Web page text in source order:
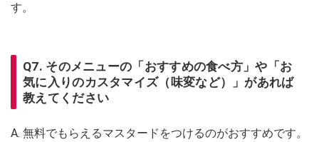
す。
Q7. そのメニューの「おすすめの食べ方」や「お
気に入りのカスタマイズ（味変など）」があれば
教えてください
A. 無料でもらえるマスタードをつけるのがおすすめです。